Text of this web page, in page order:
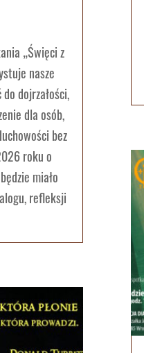
„Święci z
nasze
dojrzałości,
dla osób,
bez
roku o
miało
refleksji